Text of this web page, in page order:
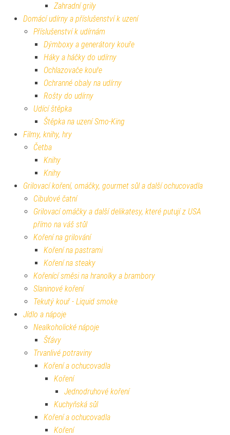
Zahradní grily
Domácí udírny a příslušenství k uzení
Příslušenství k udírnám
Dýmboxy a generátory kouře
Háky a háčky do udírny
Ochlazovače kouře
Ochranné obaly na udírny
Rošty do udírny
Udící štěpka
Štěpka na uzení Smo-King
Filmy, knihy, hry
Četba
Knihy
Knihy
Grilovací koření, omáčky, gourmet sůl a další ochucovadla
Cibulové čatní
Grilovací omáčky a další delikatesy, které putují z USA
přímo na váš stůl
Koření na grilování
Koření na pastrami
Koření na steaky
Kořenící směsi na hranolky a brambory
Slaninové koření
Tekutý kouř - Liquid smoke
Jídlo a nápoje
Nealkoholické nápoje
Šťávy
Trvanlivé potraviny
Koření a ochucovadla
Koření
Jednodruhové koření
Kuchyňská sůl
Koření a ochucovadla
Koření